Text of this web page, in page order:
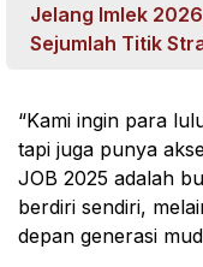
Jelang Imlek
Sejumlah Titik
“Kami ingin para
tapi juga punya
JOB 2025 adalah
berdiri sendiri,
depan generasi